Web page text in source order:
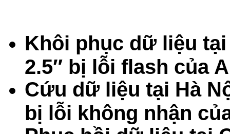
Khôi phục dữ liệu
2.5″ bị lỗi flash của
Cứu dữ liệu tại Hà
bị lỗi không nhận